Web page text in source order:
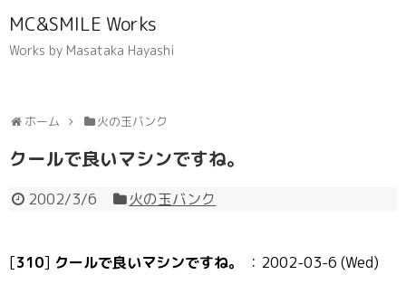
MC&SMILE Works
Works by Masataka Hayashi
ホーム 火の玉バンク
クールで良いマシンですね。
2002/3/6 火の玉バンク
[310] クールで良いマシンですね。 ：2002-03-6 (Wed)